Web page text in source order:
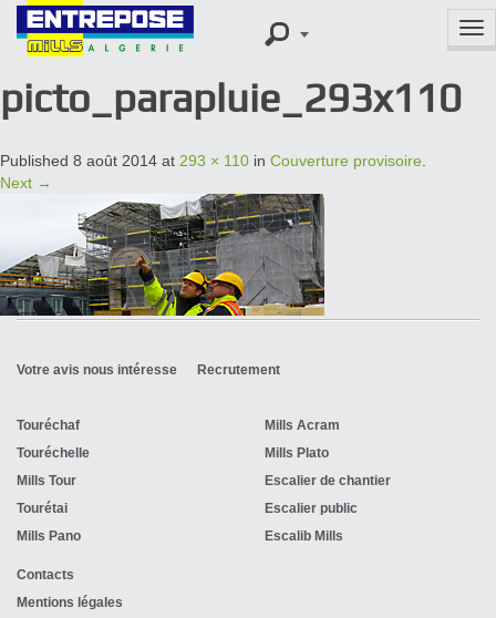
picto_parapluie_293x110
Published 8 août 2014 at 293 × 110 in Couverture provisoire
Next →
Votre avis nous intéresse Recrutement
Touréchaf
Touréchelle
Mills Tour
Tourétai
Mills Pano
Mills Acram
Mills Plato
Escalier de chantier
Escalier public
Escalib Mills
Contacts
Mentions légales